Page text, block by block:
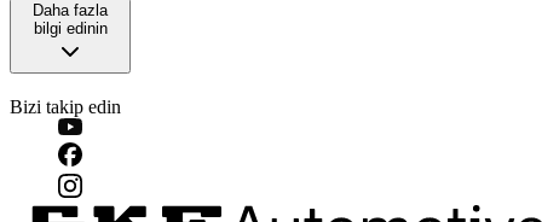
Daha fazla
bilgi edinin
Bizi takip edin